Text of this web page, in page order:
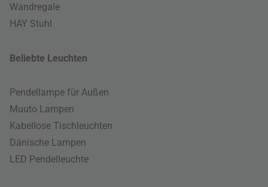
Wandregale
HAY Stuhl
Beliebte Leuchten
Pendellampe für Außen
Muuto Lampen
Kabellose Tischleuchten
Dänische Lampen
LED Pendelleuchte